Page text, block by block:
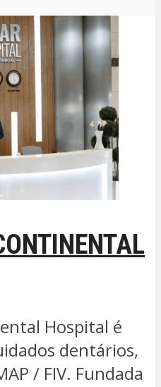
Hospital é
dentários,
/ FIV. Fundada